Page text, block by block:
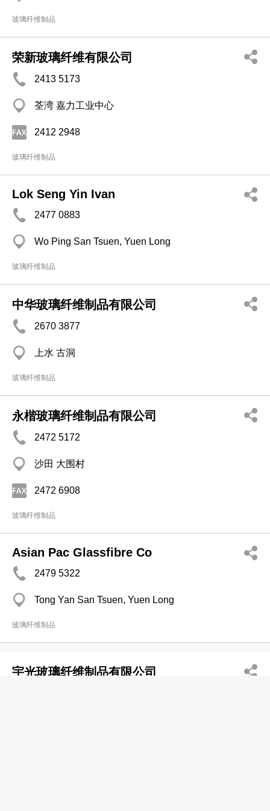
玻璃纤维制品
荣新玻璃纤维有限公司
2413 5173
荃湾 嘉力工业中心
2412 2948
玻璃纤维制品
Lok Seng Yin Ivan
2477 0883
Wo Ping San Tsuen, Yuen Long
玻璃纤维制品
中华玻璃纤维制品有限公司
2670 3877
上水 古洞
玻璃纤维制品
永楷玻璃纤维制品有限公司
2472 5172
沙田 大围村
2472 6908
玻璃纤维制品
Asian Pac Glassfibre Co
2479 5322
Tong Yan San Tsuen, Yuen Long
玻璃纤维制品
宇光玻璃纤维制品有限公司